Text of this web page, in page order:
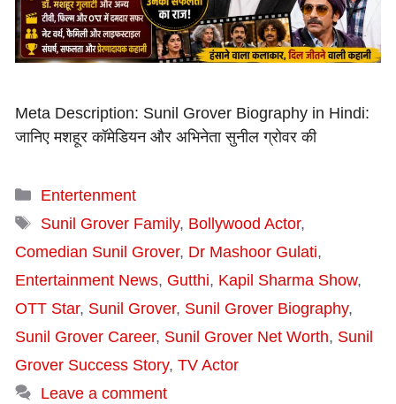
Meta Description: Sunil Grover Biography in Hindi:
जानिए मशहूर कॉमेडियन और अभिनेता सुनील ग्रोवर की
Categories
Entertenment
Tags
Sunil Grover Family, Bollywood Actor,
Comedian Sunil Grover, Dr Mashoor Gulati,
Entertainment News, Gutthi, Kapil Sharma Show,
OTT Star, Sunil Grover, Sunil Grover Biography,
Sunil Grover Career, Sunil Grover Net Worth, Sunil
Grover Success Story, TV Actor
Leave a comment